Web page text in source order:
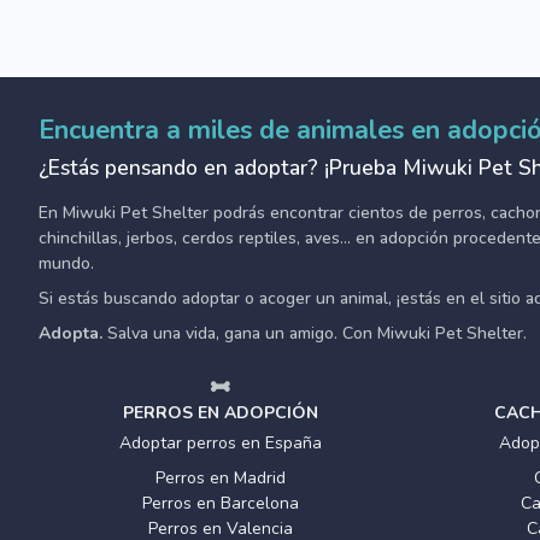
Encuentra a miles de animales en
¿Estás pensando en adoptar? ¡Prueba Miwuki Pet
En Miwuki Pet Shelter podrás encontrar cientos de perros,
chinchillas, jerbos, cerdos reptiles, aves... en adopción
mundo.
Si estás buscando adoptar o acoger un animal, ¡estás en el sitio
Adopta. Salva una vida, gana un amigo. Con Miwuki Pet Shelter.
PERROS EN ADOPCIÓN
Adoptar perros en España
Perros en Madrid
Perros en Barcelona
Perros en Valencia